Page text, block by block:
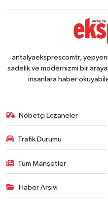
antalyaeksprescomtr,
sadelik ve modernizmi bir
insanlara haber
Nöbetçi Eczaneler
Trafik Durumu
Tüm Manşetler
Haber Arşivi